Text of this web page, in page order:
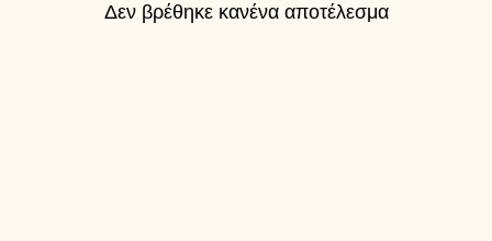
Δεν βρέθηκε κανένα αποτέλεσμα